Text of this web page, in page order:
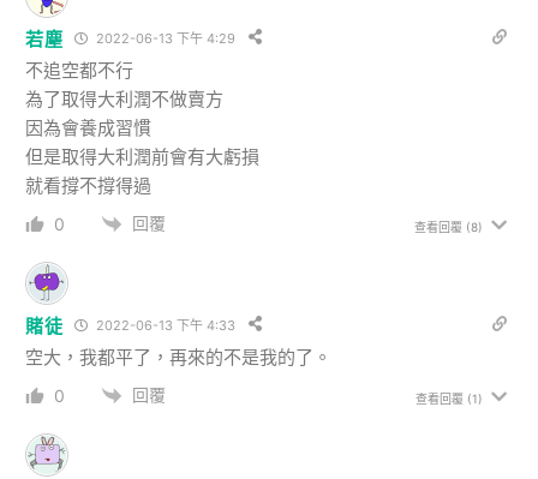
若塵 2022-06-13 下午 4:29
不追空都不行
為了取得大利潤不做賣方
因為會養成習慣
但是取得大利潤前會有大虧損
就看撐不撐得過
0 回覆 查看回覆 (8)
賭徒 2022-06-13 下午 4:33
空大，我都平了，再來的不是我的了。
0 回覆 查看回覆 (1)